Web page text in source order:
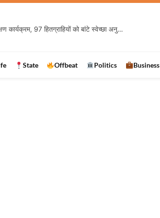
रामानुजगंज में VB-G RAM G प्रशिक्षण कार्यक्रम, 97 हितग्राहियों को बांटे स्वेच्छा अनुदान के चेक
State Offbeat Politics Business